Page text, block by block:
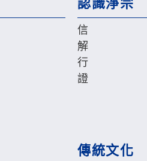
認識淨宗
信
解
行
證
傳統文化